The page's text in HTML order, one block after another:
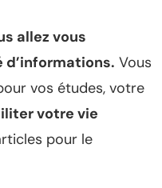
allez vous
Vous
vos études, votre
votre vie
pour le